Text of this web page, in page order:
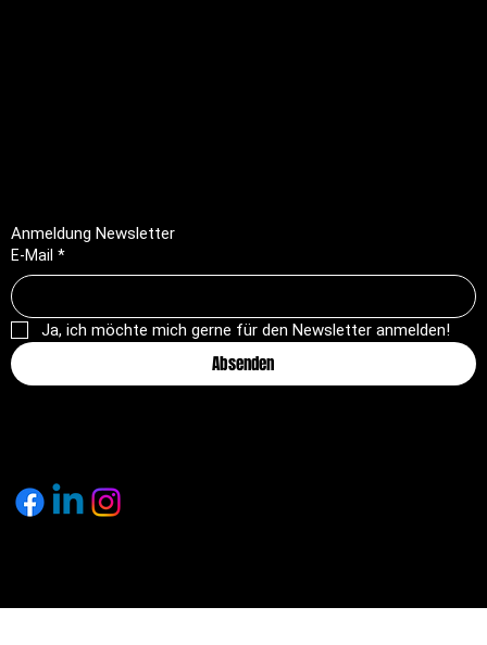
Anmeldung Newsletter
E-Mail *
Ja, ich möchte mich gerne für den Newsletter anmelden!
Absenden